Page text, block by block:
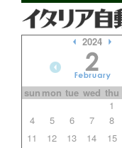
2024
sun mon tue wed thu
1
4
5 6 7 8
11
12 13 14 15